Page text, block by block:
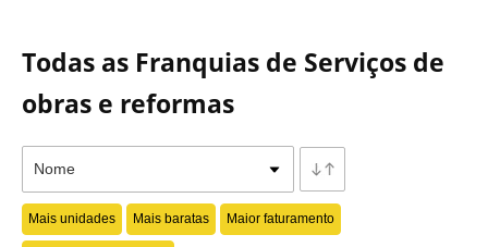
Todas as Franquias de Serviços de
obras e reformas
Mais unidades Mais baratas Maior faturamento